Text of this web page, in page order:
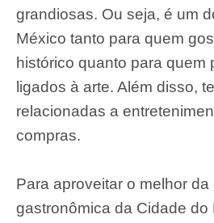
grandiosas. Ou seja, é um
México tanto para quem
histórico quanto para quem
ligados à arte. Além disso,
relacionadas a
compras.
Para aproveitar o melhor da
gastronômica da Cidade do